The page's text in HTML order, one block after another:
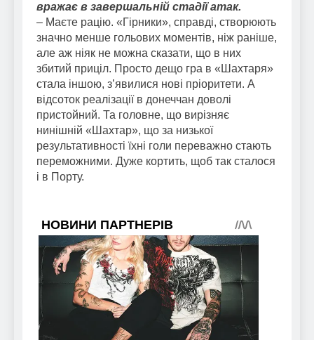
вражає в завершальній стадії атак.
– Маєте рацію. «Гірники», справді, створюють
значно менше гольових моментів, ніж раніше,
але аж ніяк не можна сказати, що в них
збитий приціл. Просто дещо гра в «Шахтаря»
стала іншою, з’явилися нові пріоритети. А
відсоток реалізації в донеччан доволі
пристойний. Та головне, що вирізняє
нинішній «Шахтар», що за низької
результативності їхні голи переважно стають
переможними. Дуже кортить, щоб так сталося
і в Порту.